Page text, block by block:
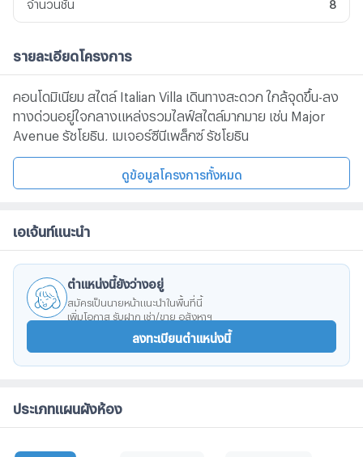
จำนวนชั้น 8
รายละเอียดโครงการ
คอนโดมิเนียม สไตล์ Italian Villa เดินทางสะดวก ใกล้จุดขึ้น-ลง
ทางด่วนอยู่ใจกลางแหล่งรวมไลฟ์สไตล์มากมาย เช่น Major
Avenue รัชโยธิน, เมเจอร์ซีนีเพล็กซ์ รัชโยธิน
ดูข้อมูลโครงการทั้งหมด
เอเจ้นท์แนะนำ
ตำแหน่งนี้ยังว่างอยู่
สมัครเป็นนายหน้าแนะนำในพื้นที่นี้
เพิ่มโอกาส รับฝาก เช่า/ขาย อสังหาฯ
ลงทะเบียนตำแหน่งนี้
ประเภทแผนผังห้อง